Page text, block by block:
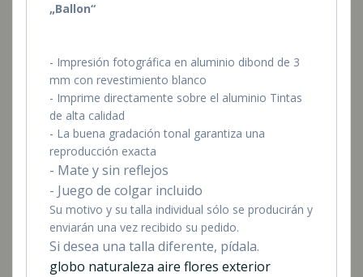
„Ballon“
- Impresión fotográfica en aluminio dibond de 3
mm con revestimiento blanco
- Imprime directamente sobre el aluminio Tintas
de alta calidad
- La buena gradación tonal garantiza una
reproducción exacta
- Mate y sin reflejos
- Juego de colgar incluido
Su motivo y su talla individual sólo se producirán y
enviarán una vez recibido su pedido.
Si desea una talla diferente, pídala.
globo naturaleza aire flores exterior